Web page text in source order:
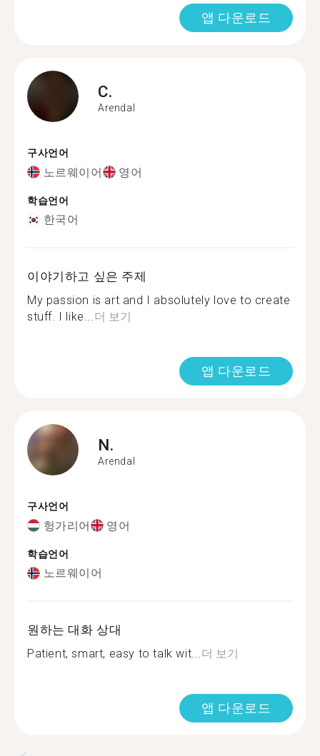
앱 다운로드
C.
Arendal
구사언어
노르웨이어 영어
학습언어
한국어
이야기하고 싶은 주제
My passion is art and I absolutely love to create
stuff. I like...더 보기
앱 다운로드
N.
Arendal
구사언어
헝가리어 영어
학습언어
노르웨이어
원하는 대화 상대
Patient, smart, easy to talk wit...더 보기
앱 다운로드